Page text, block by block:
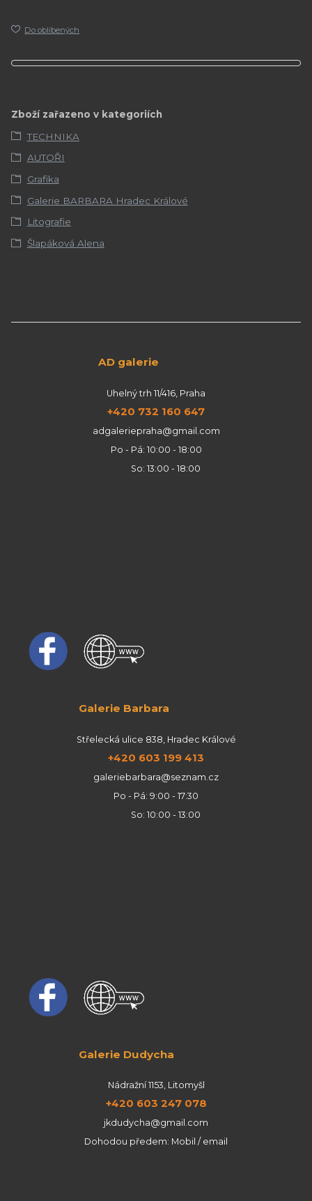
Do oblíbených
Zboží zařazeno v kategoriích
TECHNIKA
AUTOŘI
Grafika
Galerie BARBARA Hradec Králové
Litografie
Šlapáková Alena
AD galerie
Uhelný trh 11/416, Praha
+420 732 160 647
adgaleriepraha@gmail.com
Po - Pá: 10:00 - 18:00
So: 13:00 - 18:00
Galerie Barbara
Střelecká ulice 838, Hradec Králové
+420 603 199 413
galeriebarbara@seznam.cz
Po - Pá: 9:00 - 17:30
So: 10:00 - 13:00
Galerie Dudycha
Nádražní 1153, Litomyšl
+420 603 247 078
jkdudycha@gmail.com
Dohodou předem: Mobil / email